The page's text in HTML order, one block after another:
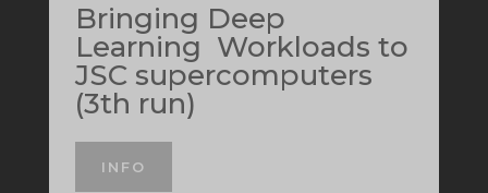
Bringing Deep
Learning Workloads to
JSC supercomputers
(3th run)
INFO